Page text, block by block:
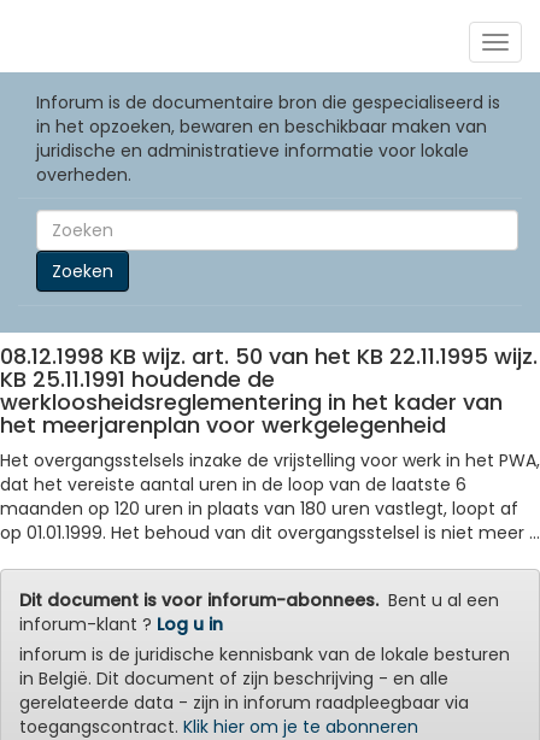
Inforum is de documentaire bron die gespecialiseerd is
in het opzoeken, bewaren en beschikbaar maken van
juridische en administratieve informatie voor lokale
overheden.
Zoeken
08.12.1998 KB wijz. art. 50 van het KB 22.11.1995 wijz.
KB 25.11.1991 houdende de
werkloosheidsreglementering in het kader van
het meerjarenplan voor werkgelegenheid
Het overgangsstelsels inzake de vrijstelling voor werk in het PWA,
dat het vereiste aantal uren in de loop van de laatste 6
maanden op 120 uren in plaats van 180 uren vastlegt, loopt af
op 01.01.1999. Het behoud van dit overgangsstelsel is niet meer ...
Dit document is voor inforum-abonnees.Bent u al een
inforum-klant ? Log u in
inforum is de juridische kennisbank van de lokale besturen
in België. Dit document of zijn beschrijving - en alle
gerelateerde data - zijn in inforum raadpleegbaar via
toegangscontract. Klik hier om je te abonneren